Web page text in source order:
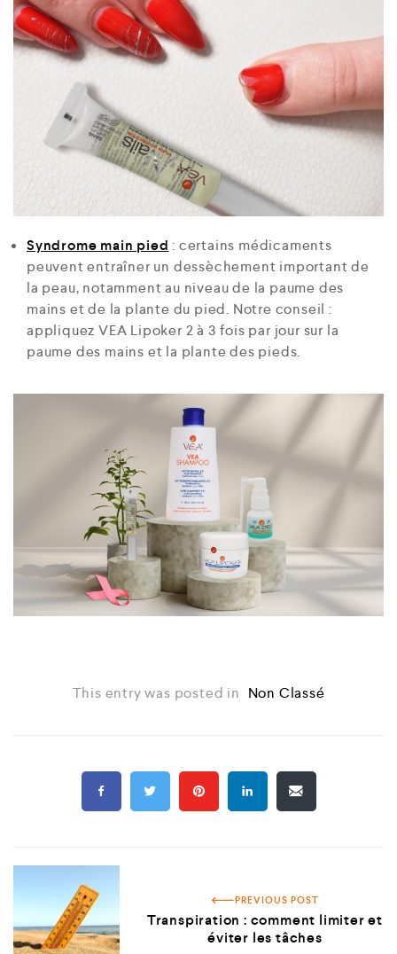
Syndrome main pied : certains médicaments
peuvent entraîner un dessèchement important de
la peau, notamment au niveau de la paume des
mains et de la plante du pied. Notre conseil :
appliquez VEA Lipoker 2 à 3 fois par jour sur la
paume des mains et la plante des pieds.
This entry was posted in Non Classé
PREVIOUS POST
Transpiration : comment limiter et
éviter les tâches